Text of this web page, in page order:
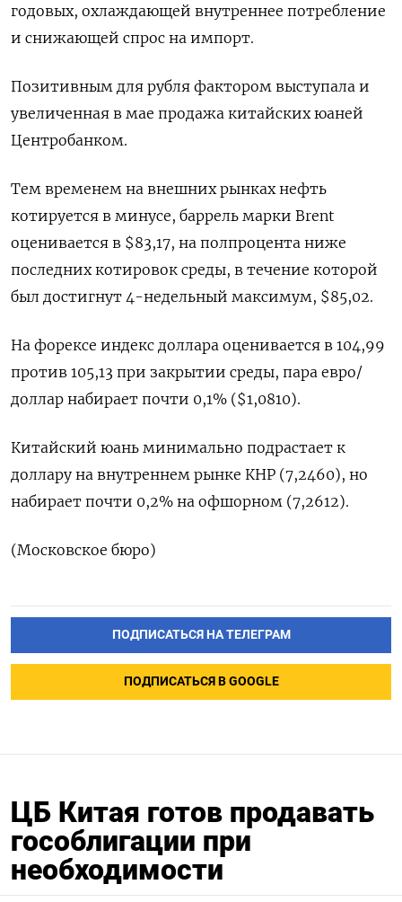
годовых, охлаждающей внутреннее потребление
и снижающей спрос на импорт.
Позитивным для рубля фактором выступала и
увеличенная в мае продажа китайских юаней
Центробанком.
Тем временем на внешних рынках нефть
котируется в минусе, баррель марки Brent
оценивается в $83,17, на полпроцента ниже
последних котировок среды, в течение которой
был достигнут 4-недельный максимум, $85,02.
На форексе индекс доллара оценивается в 104,99
против 105,13 при закрытии среды, пара евро/
доллар набирает почти 0,1% ($1,0810).
Китайский юань минимально подрастает к
доллару на внутреннем рынке КНР (7,2460), но
набирает почти 0,2% на офшорном (7,2612).
(Московское бюро)
ПОДПИСАТЬСЯ НА ТЕЛЕГРАМ
ПОДПИСАТЬСЯ В GOOGLE
ЦБ Китая готов продавать
гособлигации при
необходимости